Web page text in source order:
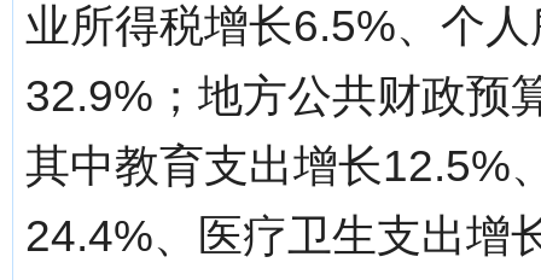
业所得税增长6.5%、个
32.9%；地方公共财政预
其中教育支出增长12.5%
24.4%、医疗卫生支出增